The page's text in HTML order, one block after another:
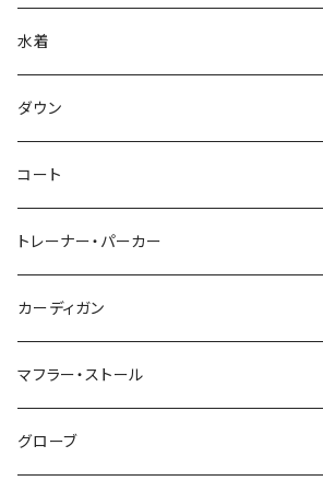
水着
～44/S
46/M
48/L
50/XL～
ダウン
～44/S
46/M
48/L
50/XL～
コート
～44/S
46/M
48/L
50/XL～
トレーナー・パーカー
～44/S
46/M
48/L
カーディガン
～44/S
46/M
マフラー・ストール
グローブ